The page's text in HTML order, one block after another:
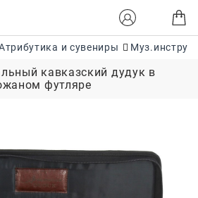
и сувениры
кавказский дудук в
футляре